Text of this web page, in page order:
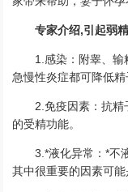
专家介绍,引起弱
1.感染：附睾、
急慢性炎症都可降低精
2.免疫因素：抗
的受精功能。
3.*液化异常：*不
其中很重要的因素可